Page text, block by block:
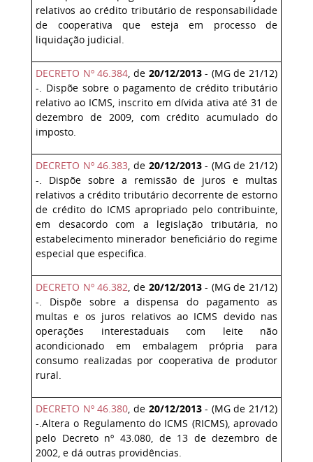
relativos ao crédito tributário de responsabilidade
de cooperativa que esteja em processo de
liquidação judicial.
DECRETO Nº 46.384, de 20/12/2013- (MG de 21/12)
-. Dispõe sobre o pagamento de crédito tributário
relativo ao ICMS, inscrito em dívida ativa até 31 de
dezembro de 2009, com crédito acumulado do
imposto.
DECRETO Nº 46.383, de 20/12/2013- (MG de 21/12)
-. Dispõe sobre a remissão de juros e multas
relativos a crédito tributário decorrente de estorno
de crédito do ICMS apropriado pelo contribuinte,
em desacordo com a legislação tributária, no
estabelecimento minerador beneficiário do regime
especial que especifica.
DECRETO Nº 46.382, de 20/12/2013- (MG de 21/12)
-. Dispõe sobre a dispensa do pagamento as
multas e os juros relativos ao ICMS devido nas
operações interestaduais com leite não
acondicionado em embalagem própria para
consumo realizadas por cooperativa de produtor
rural.
DECRETO Nº 46.380, de 20/12/2013- (MG de 21/12)
-.Altera o Regulamento do ICMS (RICMS), aprovado
pelo Decreto nº 43.080, de 13 de dezembro de
2002, e dá outras providências.